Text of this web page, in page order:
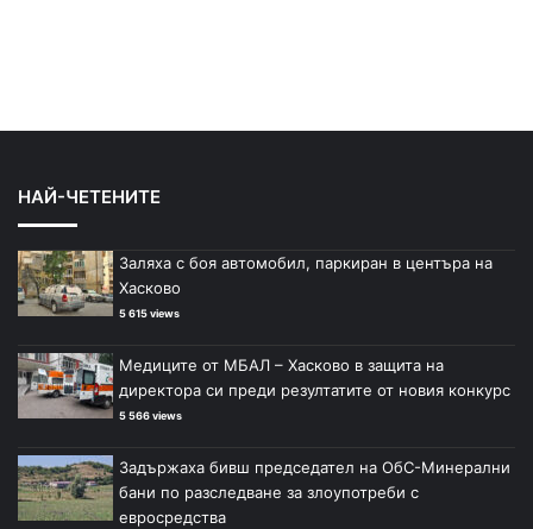
НАЙ-ЧЕТЕНИТЕ
Заляха с боя автомобил, паркиран в центъра на
Хасково
5 615 views
Медиците от МБАЛ – Хасково в защита на
директора си преди резултатите от новия конкурс
5 566 views
Задържаха бивш председател на ОбС-Минерални
бани по разследване за злоупотреби с
евросредства